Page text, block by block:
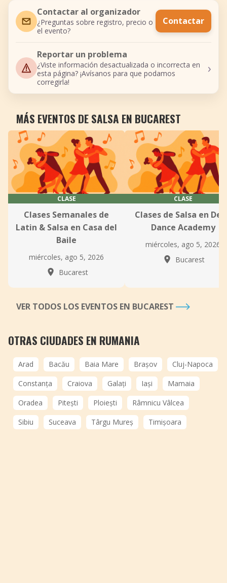
Contactar al organizador
¿Preguntas sobre registro, precio o
el evento?
Contactar
Reportar un problema
¿Viste información desactualizada o incorrecta en
esta página? ¡Avísanos para que podamos
corregirla!
›
MÁS EVENTOS DE SALSA EN BUCAREST
CLASE
Clases Semanales de
Latin & Salsa en Casa del
Baile
miércoles, ago 5, 2026
Bucarest
CLASE
Clases de Salsa en
Dance Academy
miércoles, ago 5, 2026
Bucarest
VER TODOS LOS EVENTOS EN BUCAREST
OTRAS CIUDADES EN RUMANIA
Arad Bacău Baia Mare Brașov
Cluj-Napoca
Constanța
Craiova Galați Iași
Mamaia
Oradea
Pitești Ploiești
Râmnicu Vâlcea
Sibiu
Suceava Târgu Mureș Timișoara